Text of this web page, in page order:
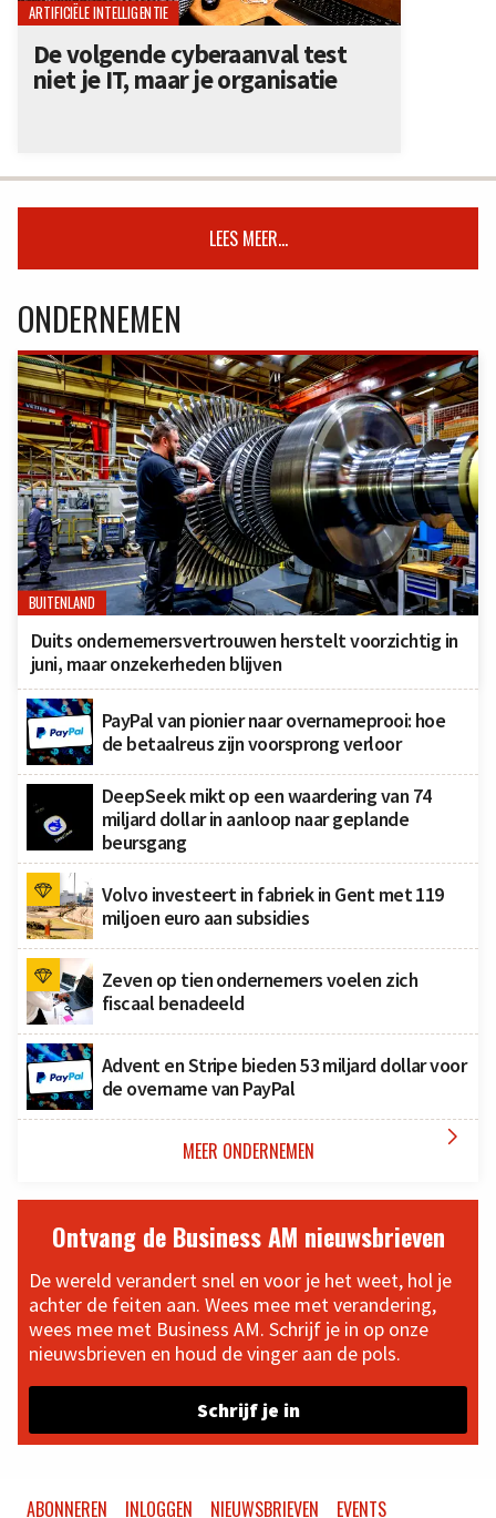
ARTIFICIËLE INTELLIGENTIE
De volgende cyberaanval test
niet je IT, maar je organisatie
LEES MEER...
ONDERNEMEN
BUITENLAND
Duits ondernemersvertrouwen herstelt voorzichtig in
juni, maar onzekerheden blijven
PayPal van pionier naar overnameprooi: hoe
de betaalreus zijn voorsprong verloor
DeepSeek mikt op een waardering van 74
miljard dollar in aanloop naar geplande
beursgang
Volvo investeert in fabriek in Gent met 119
miljoen euro aan subsidies
Zeven op tien ondernemers voelen zich
fiscaal benadeeld
Advent en Stripe bieden 53 miljard dollar voor
de overname van PayPal
MEER ONDERNEMEN 
Ontvang de Business AM nieuwsbrieven
De wereld verandert snel en voor je het weet, hol je
achter de feiten aan. Wees mee met verandering,
wees mee met Business AM. Schrijf je in op onze
nieuwsbrieven en houd de vinger aan de pols.
Schrijf je in
ABONNEREN INLOGGEN NIEUWSBRIEVEN EVENTS